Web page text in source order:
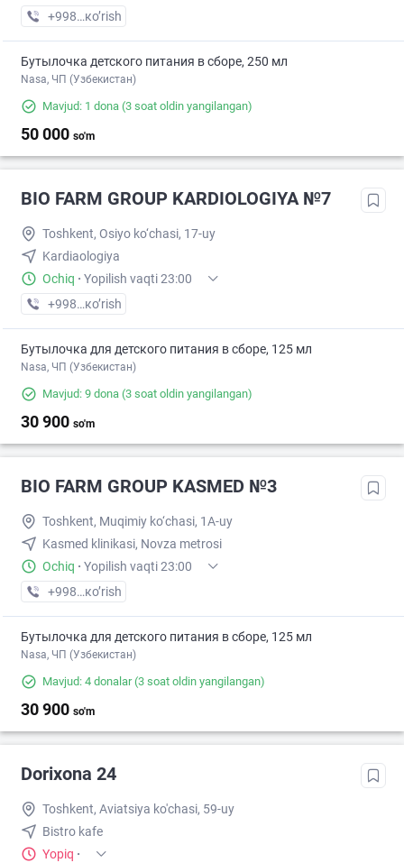
+998 (95) XXX-XX-XX
кo’rish
Бутылочка детского питания в сборе, 250 мл
Nasa, ЧП (Узбекистан)
Mavjud: 1 dona (3 soat oldin yangilangan)
50 000 so'm
BIO FARM GROUP KARDIOLOGIYA №7
Toshkent, Osiyo ko‘chasi, 17-uy
Kardiaologiya
Ochiq · Yopilish vaqti 23:00
+998 (95) XXX-XX-XX
кo’rish
Бутылочка для детского питания в сборе, 125 мл
Nasa, ЧП (Узбекистан)
Mavjud: 9 dona (3 soat oldin yangilangan)
30 900 so'm
BIO FARM GROUP KASMED №3
Toshkent, Muqimiy ko‘chasi, 1A-uy
Kasmed klinikasi, Novza metrosi
Ochiq · Yopilish vaqti 23:00
+998 (93) XXX-XX-XX
кo’rish
Бутылочка для детского питания в сборе, 125 мл
Nasa, ЧП (Узбекистан)
Mavjud: 4 donalar(3 soat oldin yangilangan)
30 900 so'm
Dorixona 24
Toshkent, Aviatsiya ko'chasi, 59-uy
Bistro kafe
Yopiq ·